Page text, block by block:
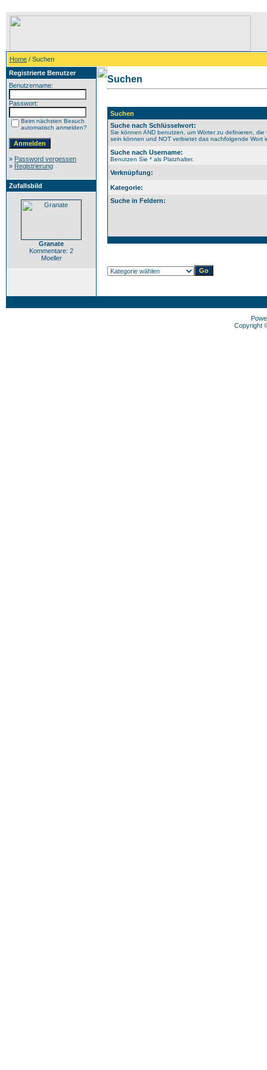
Home / Suchen
Registrierte Benutzer
Benutzername:
Passwort:
Beim nächsten Besuch
automatisch anmelden?
» Password vergessen
» Registrierung
Zufallsbild
Granate
Kommentare: 2
Moeller
Suchen
Suchen
Suche nach Schlüsselwort:
Sie können AND benutzen, um Wörter zu definieren,
sein können und NOT verbietet das nachfolgende Wort
Suche nach Username:
Benutzen Sie * als Platzhalter.
Verknüpfung:
Kategorie:
Suche in Feldern:
Copyright